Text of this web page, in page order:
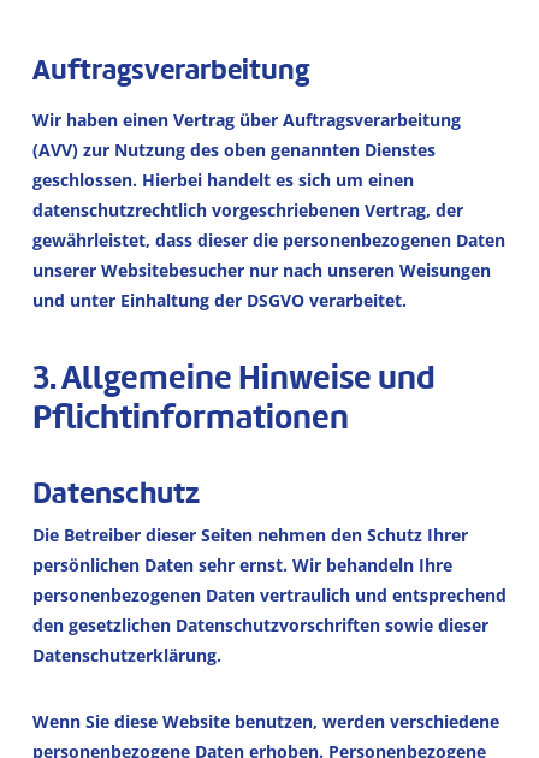
Auftragsverarbeitung
Wir haben einen Vertrag über Auftragsverarbeitung
(AVV) zur Nutzung des oben genannten Dienstes
geschlossen. Hierbei handelt es sich um einen
datenschutzrechtlich vorgeschriebenen Vertrag, der
gewährleistet, dass dieser die personenbezogenen Daten
unserer Websitebesucher nur nach unseren Weisungen
und unter Einhaltung der DSGVO verarbeitet.
3. Allgemeine Hinweise und
Pflicht­informationen
Datenschutz
Die Betreiber dieser Seiten nehmen den Schutz Ihrer
persönlichen Daten sehr ernst. Wir behandeln Ihre
personenbezogenen Daten vertraulich und entsprechend
den gesetzlichen Datenschutzvorschriften sowie dieser
Datenschutzerklärung.
Wenn Sie diese Website benutzen, werden verschiedene
personenbezogene Daten erhoben. Personenbezogene